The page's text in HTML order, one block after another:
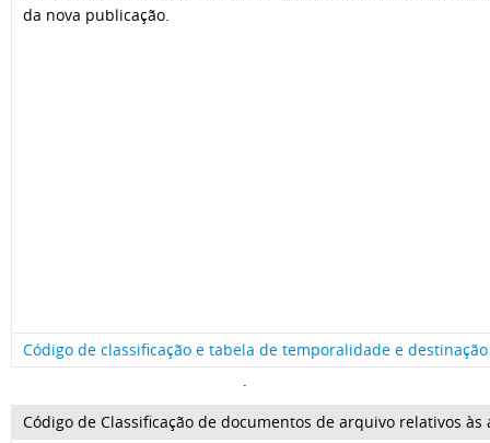
da nova publicação.
Código de classificação e tabela de temporalidade e
.
Código de Classificação de documentos de arquivo relativos